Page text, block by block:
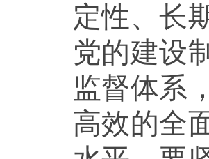
定性、长
党的建设
监督体系
高效的全